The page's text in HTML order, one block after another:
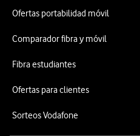
Ofertas portabilidad móvil
Comparador fibra y móvil
Fibra estudiantes
Ofertas para clientes
Sorteos Vodafone